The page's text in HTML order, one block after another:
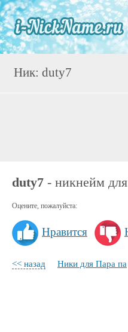
Ник: duty7
duty7 - никнейм
Оцените, пожалуйста:
Нравится
<< назад Ники для Пара па